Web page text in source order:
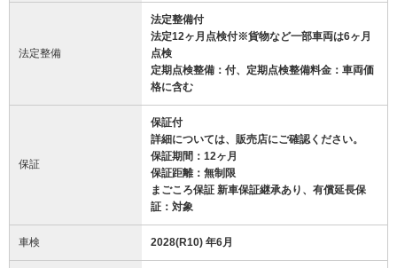
法定整備
法定整備付
法定12ヶ月点検付※貨物など一部車両は6ヶ月
点検
定期点検整備：付、定期点検整備料金：車両価
格に含む
保証
保証付
詳細については、販売店にご確認ください。
保証期間：12ヶ月
保証距離：無制限
まごころ保証 新車保証継承あり、有償延長保
証：対象
車検 2028(R10) 年6月